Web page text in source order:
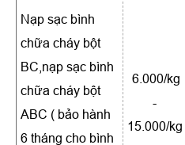
Nạp sạc bình
chữa cháy bột
BC,nạp sạc bình
chữa cháy bột
ABC ( bảo hành
6 tháng cho bình
6.000/kg
-
15.000/kg